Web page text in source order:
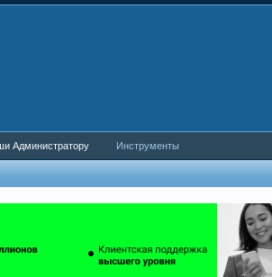
Администратору Инструменты